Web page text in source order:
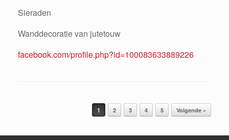
Sieraden
Wanddecoratie van jutetouw
facebook.com/profile.php?id=100083633889226
1 2 3 4 5 Volgende »